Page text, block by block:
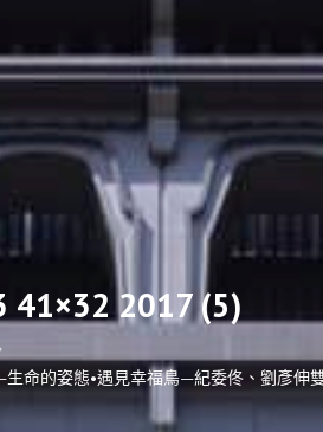
41×32 2017 (5)
生命的姿態•遇見幸福鳥—紀委佟、劉彥伸